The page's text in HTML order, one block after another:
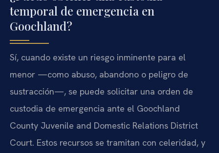
temporal de emergencia en
Goochland?
Sí, cuando existe un riesgo inminente para el
menor —como abuso, abandono o peligro de
sustracción—, se puede solicitar una orden de
custodia de emergencia ante el Goochland
County Juvenile and Domestic Relations District
Court. Estos recursos se tramitan con celeridad, y